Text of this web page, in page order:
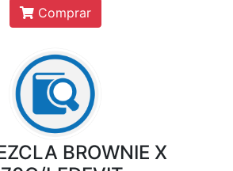
Comprar
BROWNIE X